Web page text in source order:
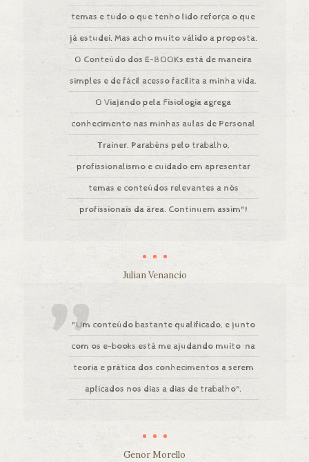
temas e tudo o que tenho lido reforça o que
já estudei. Mas acho muito válido a proposta.
O Conteúdo dos E-BOOKs está de maneira
simples e de fácil acesso facilita a minha vida.
O Viajando pela Fisiologia agrega
conhecimento nas minhas aulas de Personal
Trainer. Parabéns pelo trabalho,
profissionalismo e cuidado em apresentar
temas e conteúdos relevantes a nós
profissionais da área. Continuem assim"!
Julian Venancio
"Um conteúdo bastante qualificado, e junto
com os e-books está me ajudando muito na
teoria e prática dos conhecimentos a serem
aplicados nos dias a dias de trabalho".
Genor Morello